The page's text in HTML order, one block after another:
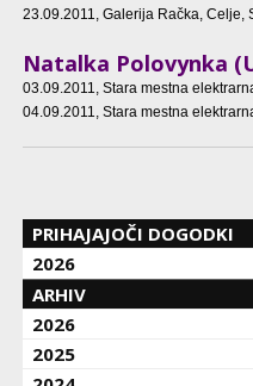
23.09.2011
, Galerija Račka, Celje,
Natalka Polovynka
03.09.2011, Stara mestna
04.09.2011, Stara mestna
PRIHAJAJOČI DOGODKI
2026
ARHIV
2026
2025